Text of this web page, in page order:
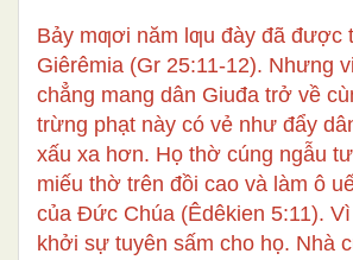
Bảy mƣơi năm lƣu đày đã được
Giêrêmia (Gr 25:11-12). Nhưng
chẳng mang dân Giuđa trở về
trừng phạt này có vẻ như đẩy
xấu xa hơn. Họ thờ cúng ngẫu
miếu thờ trên đồi cao và làm ô
của Đức Chúa (Êdêkien 5:11).
khởi sự tuyên sấm cho họ. Nhà